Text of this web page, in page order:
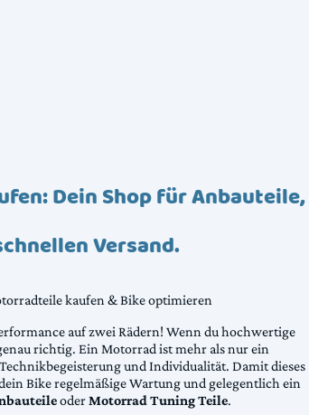
Dein Shop für Anbauteile,
Versand.
kaufen & Bike optimieren
auf zwei Rädern! Wenn du hochwertige
richtig. Ein Motorrad ist mehr als nur ein
und Individualität. Damit dieses
Bike regelmäßige Wartung und gelegentlich ein
oderMotorrad Tuning Teile.